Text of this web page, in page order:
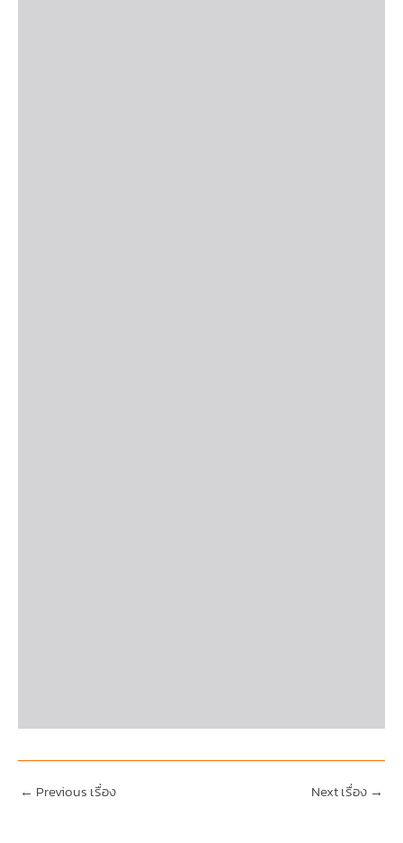
← Previous เรื่อง Next เรื่อง →